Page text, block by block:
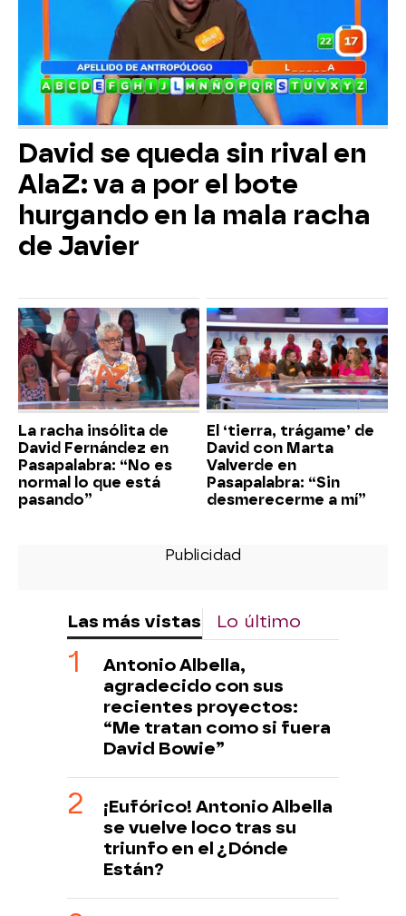
David se queda sin rival en
AlaZ: va a por el bote
hurgando en la mala racha
de Javier
La racha insólita de
David Fernández en
Pasapalabra: “No es
normal lo que está
pasando”
El ‘tierra, trágame’ de
David con Marta
Valverde en
Pasapalabra: “Sin
desmerecerme a mí”
Las más vistas Lo último
Antonio Albella,
agradecido con sus
recientes proyectos:
“Me tratan como si fuera
David Bowie”
¡Eufórico! Antonio Albella
se vuelve loco tras su
triunfo en el ¿Dónde
Están?